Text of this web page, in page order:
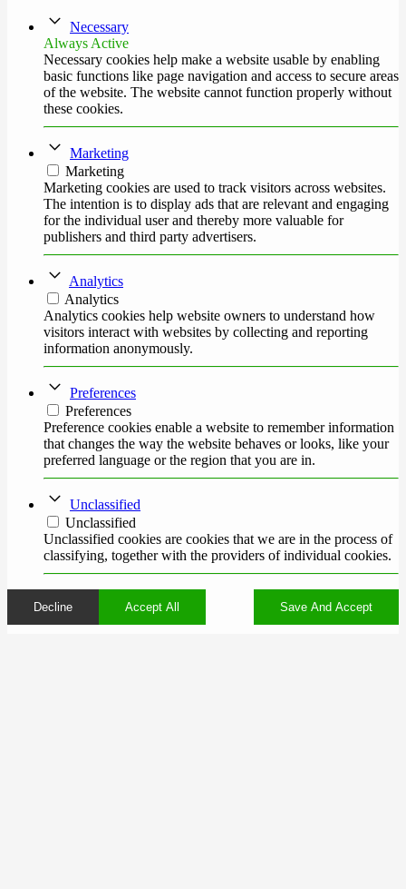
Necessary
Always Active
Necessary cookies help make a website usable by enabling
basic functions like page navigation and access to secure areas
of the website. The website cannot function properly without
these cookies.
Marketing
Marketing
Marketing cookies are used to track visitors across websites.
The intention is to display ads that are relevant and engaging
for the individual user and thereby more valuable for
publishers and third party advertisers.
Analytics
Analytics
Analytics cookies help website owners to understand how
visitors interact with websites by collecting and reporting
information anonymously.
Preferences
Preferences
Preference cookies enable a website to remember information
that changes the way the website behaves or looks, like your
preferred language or the region that you are in.
Unclassified
Unclassified
Unclassified cookies are cookies that we are in the process of
classifying, together with the providers of individual cookies.
Decline Accept All Save And Accept